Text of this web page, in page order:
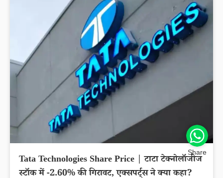
Tata Technologies Share Price | टाटा टेक्नोलॉजीज
स्टॉक में -2.60% की गिरावट, एक्सपर्ट्स ने क्या कहा?
Share